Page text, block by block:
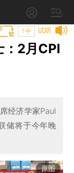
试听
T中
：2月CPI
经济学家Paul
储将于今年晚
原图